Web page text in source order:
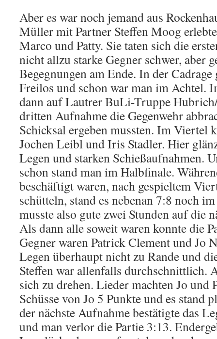
Aber es war noch jemand aus
Müller mit Partner Steffen Moog
Marco und Patty. Sie taten sich die
nicht allzu starke Gegner schwer, aber
Begegnungen am Ende. In der Cadrage
Freilos und schon war man im Achtel.
dann auf Lautrer BuLi-Truppe
dritten Aufnahme die Gegenwehr
Schicksal ergeben mussten. Im Viertel
Jochen Leibl und Iris Stadler. Hier
Legen und starken Schießaufnahmen.
schon stand man im Halbfinale.
beschäftigt waren, nach gespieltem
schütteln, stand es nebenan 7:8 noch
musste also gute zwei Stunden auf die
Als dann alle soweit waren konnte die
Gegner waren Patrick Clement und Jo
Legen überhaupt nicht zu Rande und
Steffen war allenfalls durchschnittlich.
sich zu drehen. Lieder machten Jo und
Schüsse von Jo 5 Punkte und es stand
der nächste Aufnahme bestätigte das
und man verlor die Partie 3:13.